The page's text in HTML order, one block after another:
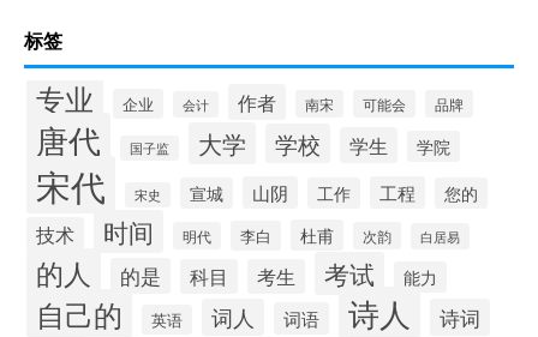
标签
专业 企业 会计 作者 南宋 可能会 品牌
唐代 国子监 大学 学校 学生 学院
宋代 宋史 宣城 山阴 工作 工程 您的
技术 时间 明代 李白 杜甫 次韵 白居易
的人 的是 科目 考生 考试 能力
自己的 英语 词人 词语 诗人 诗词